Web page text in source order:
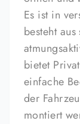
Es ist in
besteht
bietet
einfache
der
montiert